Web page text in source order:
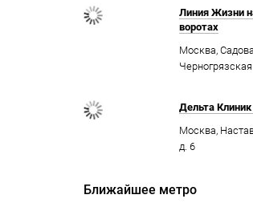
Линия Жизни
воротах
Москва,
Дельта
Москва,
д. 6
Ближайшее метро